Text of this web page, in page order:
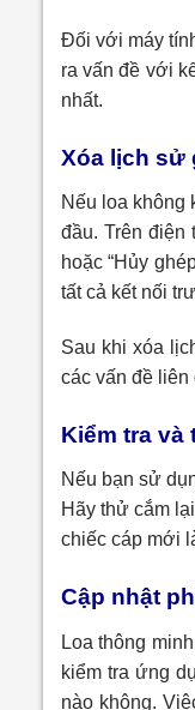
Đối với máy
ra vấn đề với
nhất.
Xóa lịch sử
Nếu loa không
đầu. Trên điện
hoặc “Hủy
tất cả kết nối
Sau khi xóa
các vấn đề liên
Kiểm tra
Nếu bạn sử
Hãy thử cắm
chiếc cáp mới
Cập nhật
Loa thông
kiểm tra ứng
nào không.